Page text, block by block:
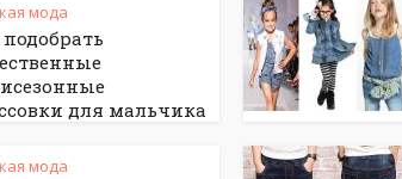
мода
для мальчика
мода